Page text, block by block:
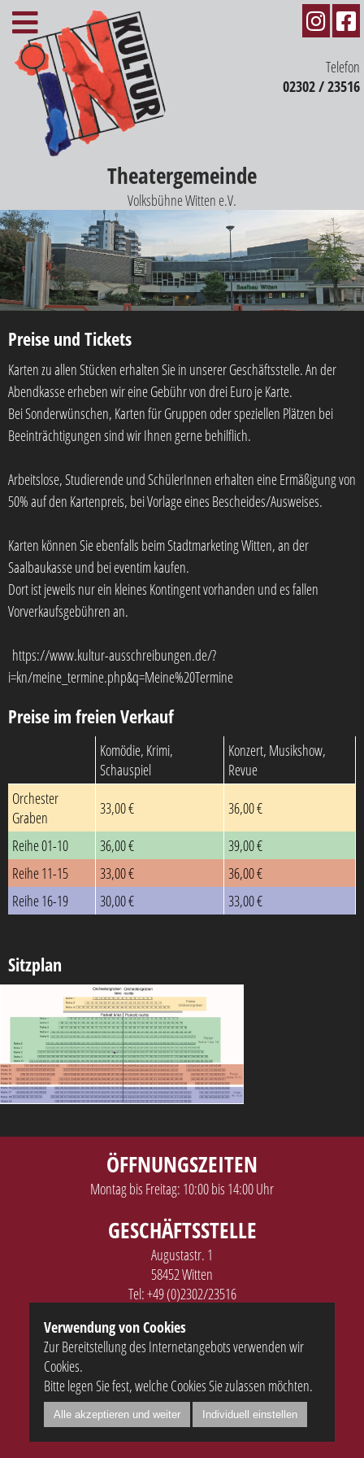
Theatergemeinde
Volksbühne Witten e.V.
Telefon
02302 / 23516
Preise und Tickets
Karten zu allen Stücken erhalten Sie in unserer Geschäftsstelle. An der
Abendkasse erheben wir eine Gebühr von drei Euro je Karte.
Bei Sonderwünschen, Karten für Gruppen oder speziellen Plätzen bei
Beeinträchtigungen sind wir Ihnen gerne behilflich.
Arbeitslose, Studierende und SchülerInnen erhalten eine Ermäßigung von
50% auf den Kartenpreis, bei Vorlage eines Bescheides/Ausweises.
Karten können Sie ebenfalls beim Stadtmarketing Witten, an der
Saalbaukasse und bei eventim kaufen.
Dort ist jeweils nur ein kleines Kontingent vorhanden und es fallen
Vorverkaufsgebühren an.
https://www.kultur-ausschreibungen.de/?
i=kn/meine_termine.php&q=Meine%20Termine
Preise im freien Verkauf
Komödie, Krimi,
Schauspiel
Konzert, Musikshow,
Revue
Orchester
Graben
33,00 €
36,00 €
Reihe 01-10
36,00 €
39,00 €
Reihe 11-15
33,00 €
36,00 €
Reihe 16-19
30,00 € 33,00 €
Sitzplan
ÖFFNUNGSZEITEN
Montag bis Freitag: 10:00 bis 14:00 Uhr
GESCHÄFTSSTELLE
Augustastr. 1
58452 Witten
Tel:+49 (0)2302/23516
SERVICE
Kontakt
Anfahrt
Datenschutz
Impressum
Verwendung von Cookies
Zur Bereitstellung des Internetangebots verwenden wir
Cookies.
Bitte legen Sie fest, welche Cookies Sie zulassen möchten.
Alle akzeptieren und weiter Individuell einstellen